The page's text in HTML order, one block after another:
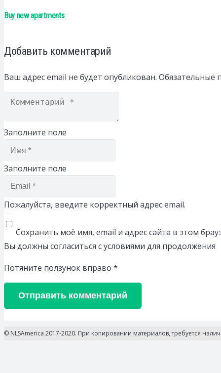
Buy new apartments
Добавить комментарий
Ваш адрес email не будет опубликован. Обязательные
Заполните поле
Заполните поле
Пожалуйста, введите корректный адрес email.
Сохранить моё имя, email и адрес сайта в этом
Вы должны согласиться с условиями для продолжения
Потяните ползунок вправо *
Отправить комментарий
© NLSAmerica 2017-2020. При копировании материалов, требуется